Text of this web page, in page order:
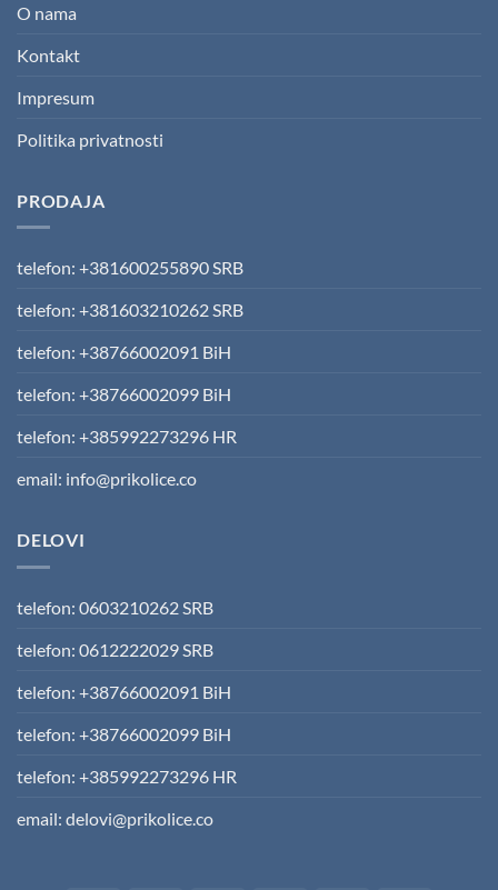
O nama
Kontakt
Impresum
Politika privatnosti
PRODAJA
telefon: +381600255890 SRB
telefon: +381603210262 SRB
telefon: +38766002091 BiH
telefon: +38766002099 BiH
telefon: +385992273296 HR
email: info@prikolice.co
DELOVI
telefon: 0603210262 SRB
telefon: 0612222029 SRB
telefon: +38766002091 BiH
telefon: +38766002099 BiH
telefon: +385992273296 HR
email: delovi@prikolice.co